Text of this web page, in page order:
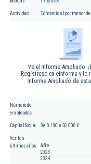
Actividad Comercio al por menor
Ve el Informe Ampliado.
Regístrese en eInforma y le
Informe Ampliado de
Número de
empleados
Capital Social De 3.100 a 60.000 €
Ventas
últimos años
Año
2023
2024